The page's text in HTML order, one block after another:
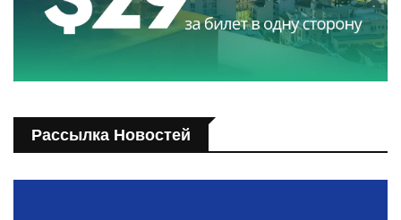
Рассылка Новостей